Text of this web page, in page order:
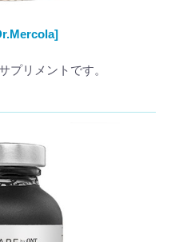
プリメントです。